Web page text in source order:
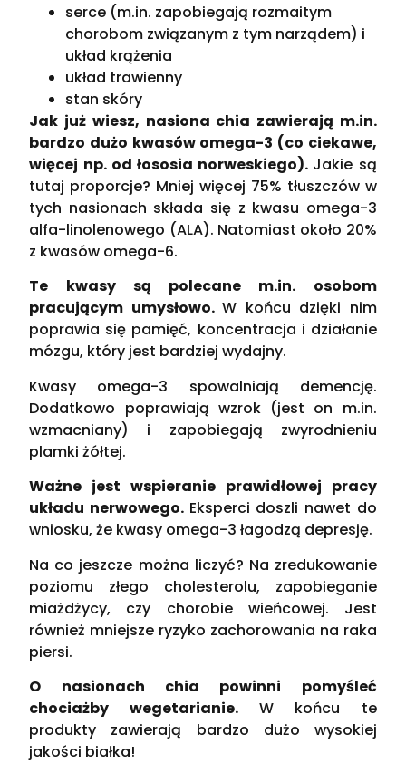
serce (m.in. zapobiegają rozmaitym
chorobom związanym z tym narządem) i
układ krążenia
układ trawienny
stan skóry
Jak już wiesz, nasiona chia zawierają m.in.
bardzo dużo kwasów omega-3 (co ciekawe,
więcej np. od łososia norweskiego). Jakie są
tutaj proporcje? Mniej więcej 75% tłuszczów w
tych nasionach składa się z kwasu omega-3
alfa-linolenowego (ALA). Natomiast około 20%
z kwasów omega-6.
Te kwasy są polecane m.in. osobom
pracującym umysłowo.W końcu dzięki nim
poprawia się pamięć, koncentracja i działanie
mózgu, który jest bardziej wydajny.
Kwasy omega-3 spowalniają demencję.
Dodatkowo poprawiają wzrok (jest on m.in.
wzmacniany) i zapobiegają zwyrodnieniu
plamki żółtej.
Ważne jest wspieranie prawidłowej pracy
układu nerwowego. Eksperci doszli nawet do
wniosku, że kwasy omega-3 łagodzą depresję.
Na co jeszcze można liczyć? Na zredukowanie
poziomu złego cholesterolu, zapobieganie
miażdżycy, czy chorobie wieńcowej. Jest
również mniejsze ryzyko zachorowania na raka
piersi.
O nasionach chia powinni pomyśleć
chociażby wegetarianie.W końcu te
produkty zawierają bardzo dużo wysokiej
jakości białka!